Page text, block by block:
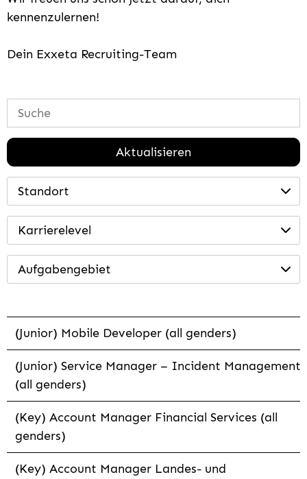
kennenzulernen!
Dein Exxeta Recruiting-Team
Aktualisieren
Standort
Karrierelevel
Aufgabengebiet
(Junior) Mobile Developer (all genders)
(Junior) Service Manager – Incident Management
(all genders)
(Key) Account Manager Financial Services (all
genders)
(Key) Account Manager Landes- und